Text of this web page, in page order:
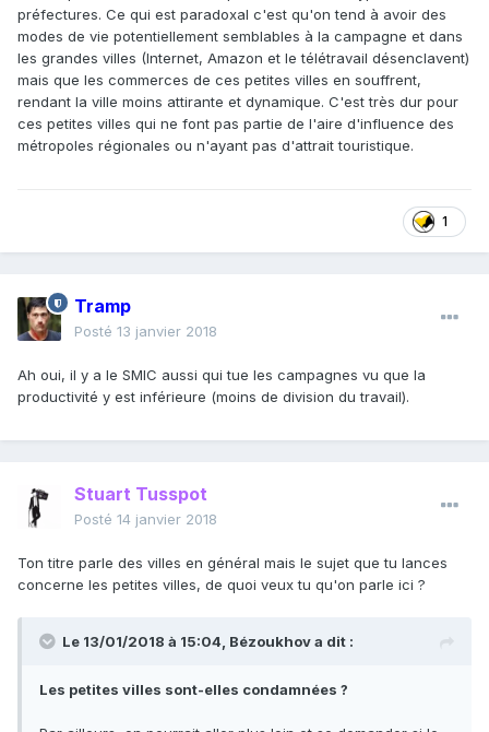
préfectures. Ce qui est paradoxal c'est qu'on tend à avoir des
modes de vie potentiellement semblables à la campagne et dans
les grandes villes (Internet, Amazon et le télétravail désenclavent)
mais que les commerces de ces petites villes en souffrent,
rendant la ville moins attirante et dynamique. C'est très dur pour
ces petites villes qui ne font pas partie de l'aire d'influence des
métropoles régionales ou n'ayant pas d'attrait touristique.
1
Tramp
Posté 13 janvier 2018
Ah oui, il y a le SMIC aussi qui tue les campagnes vu que la
productivité y est inférieure (moins de division du travail).
Stuart Tusspot
Posté 14 janvier 2018
Ton titre parle des villes en général mais le sujet que tu lances
concerne les petites villes, de quoi veux tu qu'on parle ici ?
Le 13/01/2018 à 15:04, Bézoukhova dit :
Les petites villes sont-elles condamnées ?